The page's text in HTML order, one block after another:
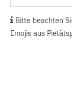
Bitte beachten
Emojis aus